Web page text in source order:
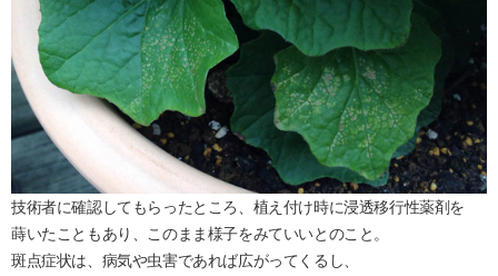
技術者に確認してもらったところ、植え付け時に浸透移行性薬剤を
蒔いたこともあり、このまま様子をみていいとのこと。
斑点症状は、病気や虫害であれば広がってくるし、